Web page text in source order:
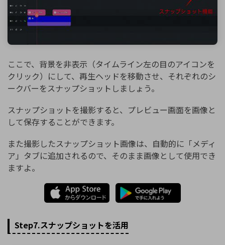
ここで、背景を非表示（タイムライン左の目のアイコンを
クリック）にして、再生ヘッドを移動させ、それぞれのシ
ークバーをスナップショットしましょう。
スナップショットを撮影すると、プレビュー画面を画像と
して保存することができます。
また撮影したスナップショット画像は、自動的に「メディ
ア」タブに追加されるので、そのまま画像として使用でき
ますよ。
Step7.スナップショットを活用